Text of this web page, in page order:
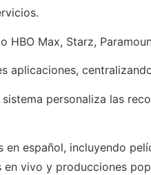
Max, Starz,
aplicaciones,
personaliza las
español, incluyendo
vivo y producciones